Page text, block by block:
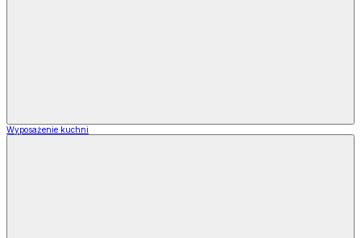
Wyposażenie kuchni